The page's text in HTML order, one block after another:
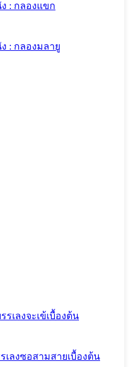
: กลองแขก
: กลองมลายู
รเลงจะเข้เบื้องต้น
เลงซอสามสายเบื้องต้น